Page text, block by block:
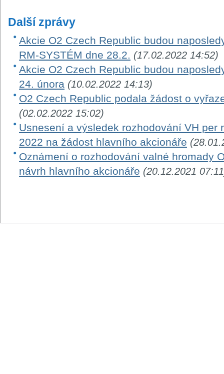
Další zprávy
Akcie O2 Czech Republic budou
RM-SYSTÉM dne 28.2. (17.02.2022 14:52)
Akcie O2 Czech Republic budou
24. února (10.02.2022 14:13)
O2 Czech Republic podala žádost o
(02.02.2022 15:02)
Usnesení a výsledek rozhodování VH per
2022 na žádost hlavního akcionáře
Oznámení o rozhodování valné hromady
návrh hlavního akcionáře (20.12.2021